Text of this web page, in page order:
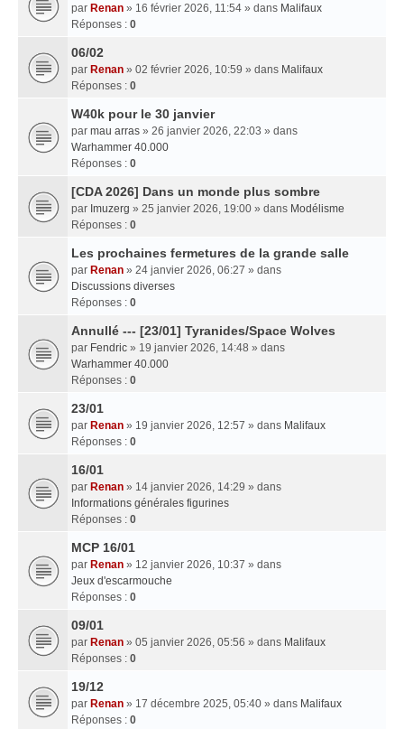
par Renan » 16 février 2026, 11:54 » dans Malifaux
Réponses : 0
06/02
par Renan » 02 février 2026, 10:59 » dans Malifaux
Réponses : 0
W40k pour le 30 janvier
par mau arras » 26 janvier 2026, 22:03 » dans
Warhammer 40.000
Réponses : 0
[CDA 2026] Dans un monde plus sombre
par Imuzerg » 25 janvier 2026, 19:00 » dans Modélisme
Réponses : 0
Les prochaines fermetures de la grande salle
par Renan » 24 janvier 2026, 06:27 » dans
Discussions diverses
Réponses : 0
Annullé --- [23/01] Tyranides/Space Wolves
par Fendric » 19 janvier 2026, 14:48 » dans
Warhammer 40.000
Réponses : 0
23/01
par Renan » 19 janvier 2026, 12:57 » dans Malifaux
Réponses : 0
16/01
par Renan » 14 janvier 2026, 14:29 » dans
Informations générales figurines
Réponses : 0
MCP 16/01
par Renan » 12 janvier 2026, 10:37 » dans
Jeux d'escarmouche
Réponses : 0
09/01
par Renan » 05 janvier 2026, 05:56 » dans Malifaux
Réponses : 0
19/12
par Renan » 17 décembre 2025, 05:40 » dans Malifaux
Réponses : 0